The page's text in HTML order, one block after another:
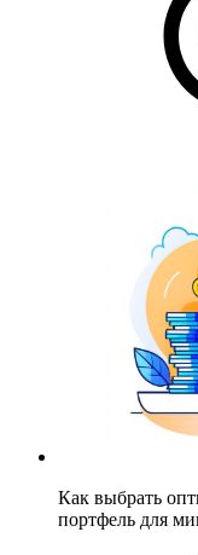
Как выбрать
портфель для